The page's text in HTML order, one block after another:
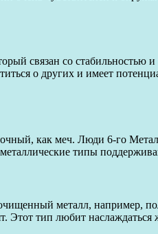
связан со стабильностью
о других и имеет
как меч. Люди 6-го
типы
металл, например,
Этот тип любит